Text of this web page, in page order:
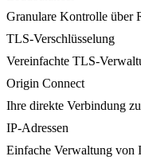
Granulare Kontrolle über
TLS-Verschlüsselung
Vereinfachte TLS-
Origin Connect
Ihre direkte Verbindung
IP-Adressen
Einfache Verwaltung von